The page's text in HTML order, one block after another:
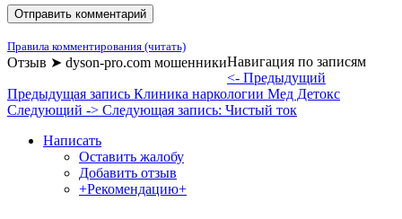
Правила комментирования (читать)
Отзыв ➤ dyson-pro.com мошенникиНавигация по записям
<- Предыдущий
Предыдущая запись Клиника наркологии Мед Детокс
Следующий -> Следующая запись: Чистый ток
Написать
Оставить жалобу
Добавить отзыв
+Рекомендацию+